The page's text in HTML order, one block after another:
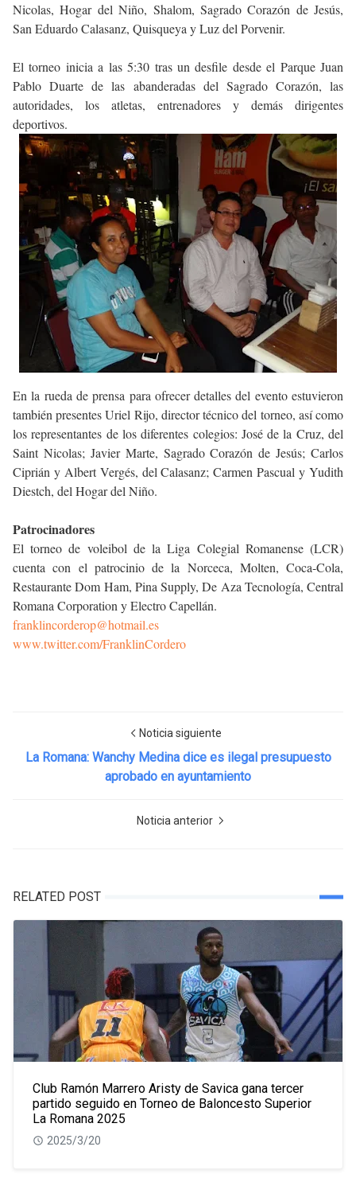
Nicolas, Hogar del Niño, Shalom, Sagrado Corazón de Jesús,
San Eduardo Calasanz, Quisqueya y Luz del Porvenir.
El torneo inicia a las 5:30 tras un desfile desde el Parque Juan
Pablo Duarte de las abanderadas del Sagrado Corazón, las
autoridades, los atletas, entrenadores y demás dirigentes
deportivos.
En la rueda de prensa para ofrecer detalles del evento estuvieron
también presentes Uriel Rijo, director técnico del torneo, así como
los representantes de los diferentes colegios: José de la Cruz, del
Saint Nicolas; Javier Marte, Sagrado Corazón de Jesús; Carlos
Ciprián y Albert Vergés, del Calasanz; Carmen Pascual y Yudith
Diestch, del Hogar del Niño.
Patrocinadores
El torneo de voleibol de la Liga Colegial Romanense (LCR)
cuenta con el patrocinio de la Norceca, Molten, Coca-Cola,
Restaurante Dom Ham, Pina Supply, De Aza Tecnología, Central
Romana Corporation y Electro Capellán.
franklincorderop@hotmail.es
www.twitter.com/FranklinCordero
Noticia siguiente
La Romana: Wanchy Medina dice es ilegal presupuesto
aprobado en ayuntamiento
Noticia anterior
RELATED POST
Club Ramón Marrero Aristy de Savica gana tercer
partido seguido en Torneo de Baloncesto Superior
La Romana 2025
2025/3/20